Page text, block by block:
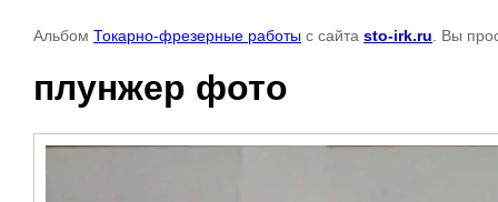
Альбом Токарно-фрезерные работы с сайта sto-irk.ru . Вы
плунжер фото